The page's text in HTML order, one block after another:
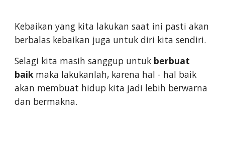
Kebaikan yang kita lakukan saat ini pasti akan
berbalas kebaikan juga untuk diri kita sendiri.
Selagi kita masih sanggup untuk berbuat
baikmaka lakukanlah, karena hal - hal baik
akan membuat hidup kita jadi lebih berwarna
dan bermakna.